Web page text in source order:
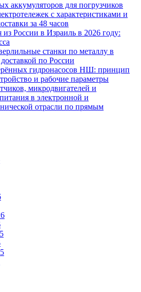
аккумуляторов для погрузчиков
с характеристиками и
за 48 часов
из России в Израиль в 2026 году:
станки по металлу в
по России
гидронасосов НШ: принцип
и рабочие параметры
микродвигателей и
в электронной и
отрасли по прямым